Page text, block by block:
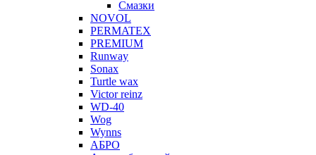
Смазки
NOVOL
PERMATEX
PREMIUM
Runway
Sonax
Turtle wax
Victor reinz
WD-40
Wog
Wynns
АБРО